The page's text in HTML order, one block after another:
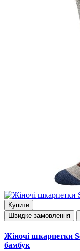
Купити
Швидке замовлення
Жіночі шкарпетки
бамбук